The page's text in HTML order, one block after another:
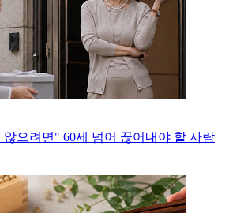
않으려면" 60세 넘어 끊어내야 할 사람